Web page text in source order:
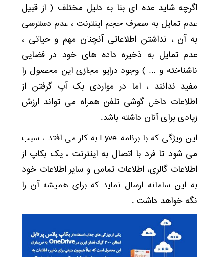
اگرچه شاید عده ای بنا به دلیل مختلف ( از قبیل
عدم تمایل به مصرف حجم اینترنت ، عدم دسترسی
به آن ، نداشتن اطلاعاتی آنچنان مهم و حیاتی ،
عدم تمایل به ذخیره داده های خود در فضایی
ناشناخته و … ) وجود درایو مجازی این محصول را
مفید ندانند ، اما در مواردی بک آپ گرفتن از
اطلاعات داخل گوشی تلفن همراه می تواند ارزش
زیادی برای آنان داشته باشد.
این ویژگی که با برنامه Lyve به کار می افتد ، سبب
می شود تا فرد با اتصال به اینترنت ، یک بکاپ از
اطلاعات گالری، اطلاعات تماس و سایر اطلاعات خود
به این سامانه ارسال نماید که برای همیشه آن را
نگه خواهد داشت .